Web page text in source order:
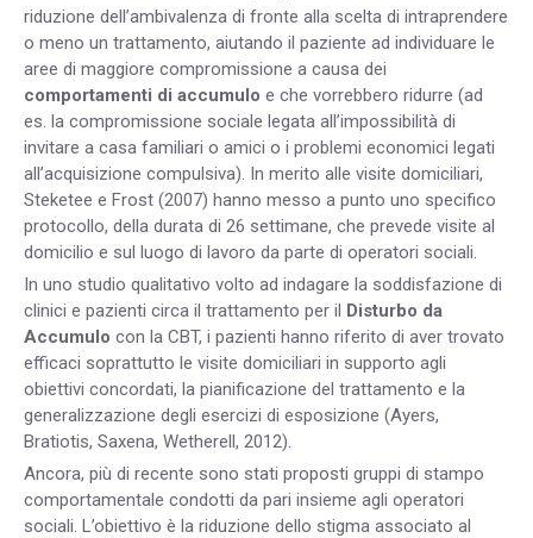
riduzione dell’ambivalenza di fronte alla scelta di intraprendere
o meno un trattamento, aiutando il paziente ad individuare le
aree di maggiore compromissione a causa dei
comportamenti di accumulo e che vorrebbero ridurre (ad
es. la compromissione sociale legata all’impossibilità di
invitare a casa familiari o amici o i problemi economici legati
all’acquisizione compulsiva). In merito alle visite domiciliari,
Steketee e Frost (2007) hanno messo a punto uno specifico
protocollo, della durata di 26 settimane, che prevede visite al
domicilio e sul luogo di lavoro da parte di operatori sociali.
In uno studio qualitativo volto ad indagare la soddisfazione di
clinici e pazienti circa il trattamento per il Disturbo da
Accumulo con la CBT, i pazienti hanno riferito di aver trovato
efficaci soprattutto le visite domiciliari in supporto agli
obiettivi concordati, la pianificazione del trattamento e la
generalizzazione degli esercizi di esposizione (Ayers,
Bratiotis, Saxena, Wetherell, 2012).
Ancora, più di recente sono stati proposti gruppi di stampo
comportamentale condotti da pari insieme agli operatori
sociali. L’obiettivo è la riduzione dello stigma associato al